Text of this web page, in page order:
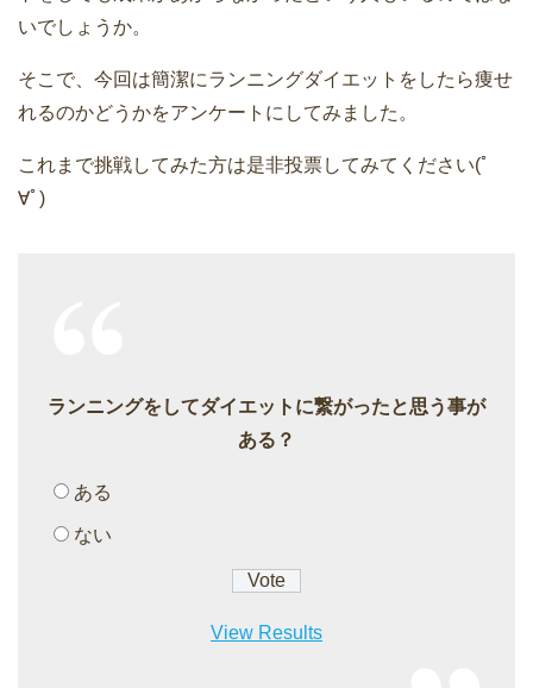
いでしょうか。
そこで、今回は簡潔にランニングダイエットをしたら痩せ
れるのかどうかをアンケートにしてみました。
これまで挑戦してみた方は是非投票してみてください(ﾟ
∀ﾟ)
ランニングをしてダイエットに繋がったと思う事が
ある？
ある
ない
View Results